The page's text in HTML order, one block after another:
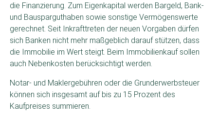
die Finanzierung. Zum Eigenkapital werden Bargeld, Bank-
und Bausparguthaben sowie sonstige Vermögenswerte
gerechnet. Seit Inkrafttreten der neuen Vorgaben dürfen
sich Banken nicht mehr maßgeblich darauf stützen, dass
die Immobilie im Wert steigt. Beim Immobilienkauf sollen
auch Nebenkosten berücksichtigt werden.
Notar- und Maklergebühren oder die Grunderwerbsteuer
können sich insgesamt auf bis zu 15 Prozent des
Kaufpreises summieren.